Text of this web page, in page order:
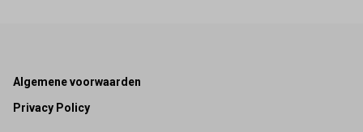
Footer
Algemene voorwaarden
Privacy Policy